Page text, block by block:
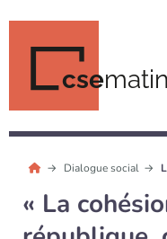
csematin
Dialogue social
« La